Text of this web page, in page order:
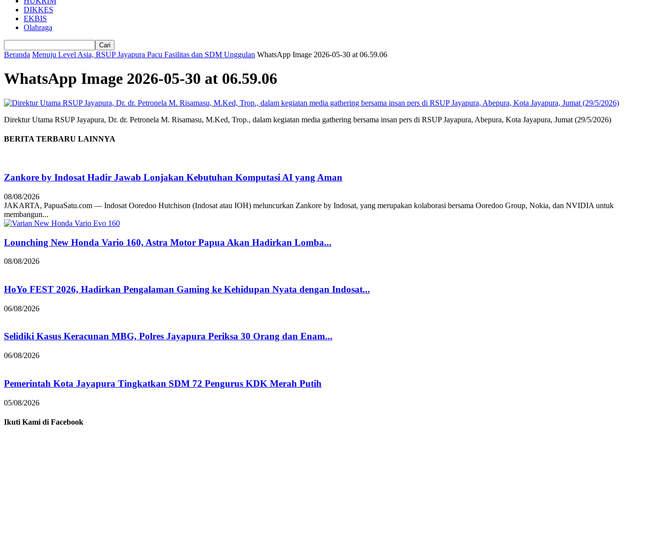
DIKKES
EKBIS
Olahraga
Beranda Menuju Level Asia, RSUP Jayapura Pacu Fasilitas dan SDM Unggulan WhatsApp Image 2026-05-30 at 06.59.06
WhatsApp Image 2026-05-30 at 06.59.06
Direktur Utama RSUP Jayapura, Dr. dr. Petronela M. Risamasu, M.Ked, Trop., dalam kegiatan media gathering bersama insan pers di RSUP Jayapura, Abepura, Kota Jayapura, Jumat (29/5/2026)
BERITA TERBARU LAINNYA
Zankore by Indosat Hadir Jawab Lonjakan Kebutuhan Komputasi AI yang Aman
08/08/2026
JAKARTA, PapuaSatu.com — Indosat Ooredoo Hutchison (Indosat atau IOH) meluncurkan Zankore by Indosat, yang merupakan kolaborasi bersama Ooredoo Group, Nokia, dan NVIDIA untuk
membangun...
Lounching New Honda Vario 160, Astra Motor Papua Akan Hadirkan Lomba...
08/08/2026
HoYo FEST 2026, Hadirkan Pengalaman Gaming ke Kehidupan Nyata dengan Indosat...
06/08/2026
Selidiki Kasus Keracunan MBG, Polres Jayapura Periksa 30 Orang dan Enam...
06/08/2026
Pemerintah Kota Jayapura Tingkatkan SDM 72 Pengurus KDK Merah Putih
05/08/2026
Ikuti Kami di Facebook